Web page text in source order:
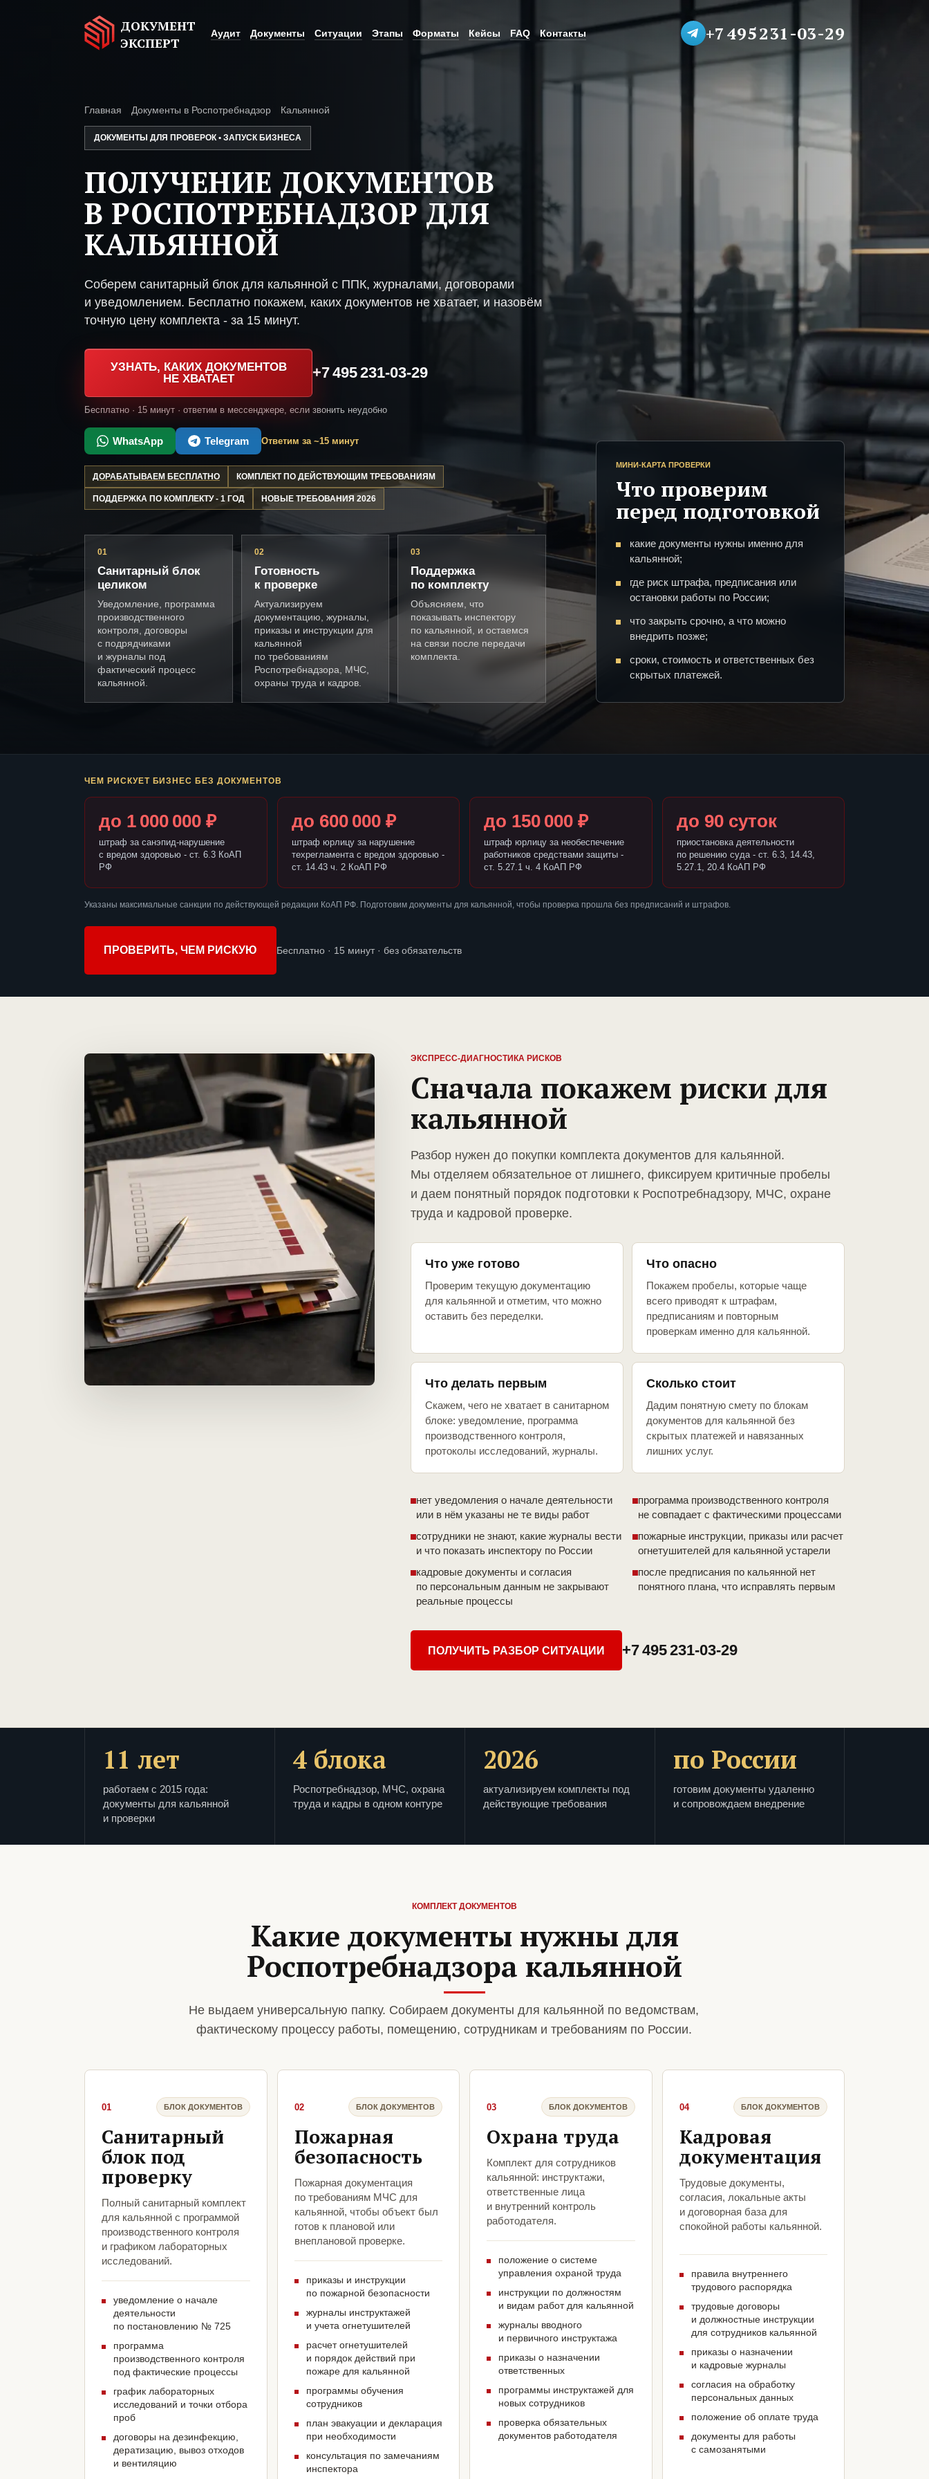
ДОКУМЕНТ
ЭКСПЕРТ
Аудит Документы Ситуации Этапы Форматы Кейсы FAQ Контакты +7 495 231-03-29
Главная Документы в Роспотребнадзор Кальянной
ДОКУМЕНТЫ ДЛЯ ПРОВЕРОК • ЗАПУСК БИЗНЕСА
ПОЛУЧЕНИЕ ДОКУМЕНТОВ
В РОСПОТРЕБНАДЗОР ДЛЯ
КАЛЬЯННОЙ
Соберем санитарный блок для кальянной с ППК, журналами, договорами
и уведомлением. Бесплатно покажем, каких документов не хватает, и назовём
точную цену комплекта - за 15 минут.
УЗНАТЬ, КАКИХ ДОКУМЕНТОВ
НЕ ХВАТАЕТ
+7 495 231-03-29
Бесплатно · 15 минут · ответим в мессенджере, если звонить неудобно
WhatsApp Telegram Ответим за ~15 минут
ДОРАБАТЫВАЕМ БЕСПЛАТНО КОМПЛЕКТ ПО ДЕЙСТВУЮЩИМ ТРЕБОВАНИЯМ
ПОДДЕРЖКА ПО КОМПЛЕКТУ - 1 ГОД НОВЫЕ ТРЕБОВАНИЯ 2026
01
Санитарный блок
целиком
Уведомление, программа
производственного
контроля, договоры
с подрядчиками
и журналы под
фактический процесс
кальянной.
02
Готовность
к проверке
Актуализируем
документацию, журналы,
приказы и инструкции для
кальянной
по требованиям
Роспотребнадзора, МЧС,
охраны труда и кадров.
03
Поддержка
по комплекту
Объясняем, что
показывать инспектору
по кальянной, и остаемся
на связи после передачи
комплекта.
МИНИ-КАРТА ПРОВЕРКИ
Что проверим
перед подготовкой
какие документы нужны именно для
кальянной;
где риск штрафа, предписания или
остановки работы по России;
что закрыть срочно, а что можно
внедрить позже;
сроки, стоимость и ответственных без
скрытых платежей.
ЧЕМ РИСКУЕТ БИЗНЕС БЕЗ ДОКУМЕНТОВ
до 1 000 000 ₽
штраф за санэпид-нарушение
с вредом здоровью - ст. 6.3 КоАП
РФ
до 600 000 ₽
штраф юрлицу за нарушение
техрегламента с вредом здоровью -
ст. 14.43 ч. 2 КоАП РФ
до 150 000 ₽
штраф юрлицу за необеспечение
работников средствами защиты -
ст. 5.27.1 ч. 4 КоАП РФ
до 90 суток
приостановка деятельности
по решению суда - ст. 6.3, 14.43,
5.27.1, 20.4 КоАП РФ
Указаны максимальные санкции по действующей редакции КоАП РФ. Подготовим документы для кальянной, чтобы проверка прошла без предписаний и штрафов.
ПРОВЕРИТЬ, ЧЕМ РИСКУЮ Бесплатно · 15 минут · без обязательств
ЭКСПРЕСС-ДИАГНОСТИКА РИСКОВ
Сначала покажем риски для
кальянной
Разбор нужен до покупки комплекта документов для кальянной.
Мы отделяем обязательное от лишнего, фиксируем критичные пробелы
и даем понятный порядок подготовки к Роспотребнадзору, МЧС, охране
труда и кадровой проверке.
Что уже готово
Проверим текущую документацию
для кальянной и отметим, что можно
оставить без переделки.
Что опасно
Покажем пробелы, которые чаще
всего приводят к штрафам,
предписаниям и повторным
проверкам именно для кальянной.
Что делать первым
Скажем, чего не хватает в санитарном
блоке: уведомление, программа
производственного контроля,
протоколы исследований, журналы.
Сколько стоит
Дадим понятную смету по блокам
документов для кальянной без
скрытых платежей и навязанных
лишних услуг.
нет уведомления о начале деятельности
или в нём указаны не те виды работ
программа производственного контроля
не совпадает с фактическими процессами
сотрудники не знают, какие журналы вести
и что показать инспектору по России
пожарные инструкции, приказы или расчет
огнетушителей для кальянной устарели
кадровые документы и согласия
по персональным данным не закрывают
реальные процессы
после предписания по кальянной нет
понятного плана, что исправлять первым
ПОЛУЧИТЬ РАЗБОР СИТУАЦИИ +7 495 231-03-29
11 лет
работаем с 2015 года:
документы для кальянной
и проверки
4 блока
Роспотребнадзор, МЧС, охрана
труда и кадры в одном контуре
2026
актуализируем комплекты под
действующие требования
по России
готовим документы удаленно
и сопровождаем внедрение
КОМПЛЕКТ ДОКУМЕНТОВ
Какие документы нужны для
Роспотребнадзора кальянной
Не выдаем универсальную папку. Собираем документы для кальянной по ведомствам,
фактическому процессу работы, помещению, сотрудникам и требованиям по России.
01 БЛОК ДОКУМЕНТОВ
Санитарный
блок под
проверку
Полный санитарный комплект
для кальянной с программой
производственного контроля
и графиком лабораторных
исследований.
уведомление о начале
деятельности
по постановлению № 725
программа
производственного контроля
под фактические процессы
график лабораторных
исследований и точки отбора
проб
договоры на дезинфекцию,
дератизацию, вывоз отходов
и вентиляцию
02 БЛОК ДОКУМЕНТОВ
Пожарная
безопасность
Пожарная документация
по требованиям МЧС для
кальянной, чтобы объект был
готов к плановой или
внеплановой проверке.
приказы и инструкции
по пожарной безопасности
журналы инструктажей
и учета огнетушителей
расчет огнетушителей
и порядок действий при
пожаре для кальянной
программы обучения
сотрудников
план эвакуации и декларация
при необходимости
консультация по замечаниям
инспектора
03 БЛОК ДОКУМЕНТОВ
Охрана труда
Комплект для сотрудников
кальянной: инструктажи,
ответственные лица
и внутренний контроль
работодателя.
положение о системе
управления охраной труда
инструкции по должностям
и видам работ для кальянной
журналы вводного
и первичного инструктажа
приказы о назначении
ответственных
программы инструктажей для
новых сотрудников
проверка обязательных
документов работодателя
04 БЛОК ДОКУМЕНТОВ
Кадровая
документация
Трудовые документы,
согласия, локальные акты
и договорная база для
спокойной работы кальянной.
правила внутреннего
трудового распорядка
трудовые договоры
и должностные инструкции
для сотрудников кальянной
приказы о назначении
и кадровые журналы
согласия на обработку
персональных данных
положение об оплате труда
документы для работы
с самозанятыми